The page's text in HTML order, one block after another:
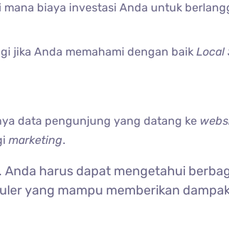
mana biaya investasi Anda untuk
jika Anda memahami dengan baik Local
data pengunjung yang datang ke
marketing.
harus dapat mengetahui
yang mampu memberikan